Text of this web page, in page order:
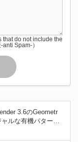
that do not include the
Spam-）
3.6のGeometr
ルな有機パター